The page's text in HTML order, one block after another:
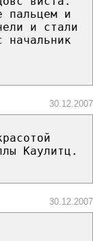
пальцем и
и стали
30.12.2007
Каулитц.
30.12.2007